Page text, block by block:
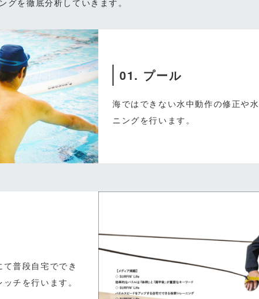
グを徹底分析していきます。
01. プール
海ではできない水中動作の修正や
ニングを行います。
普段自宅ででき
チを行います。